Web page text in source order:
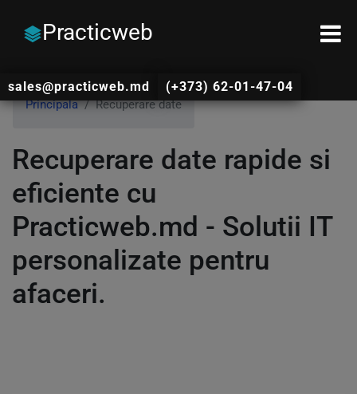
Practicweb
sales@practicweb.md (+373) 62-01-47-04
Principala Recuperare date
Recuperare date rapide si
eficiente cu
Practicweb.md - Solutii IT
personalizate pentru
afaceri.